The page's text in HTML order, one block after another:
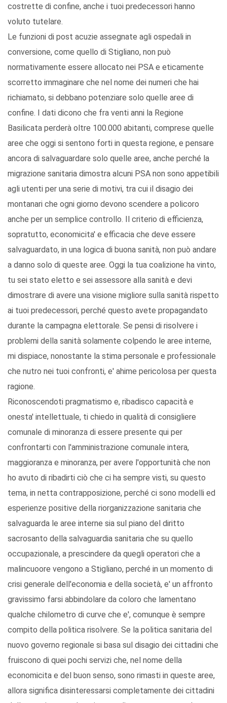
costrette di confine, anche i tuoi predecessori hanno
voluto tutelare.
Le funzioni di post acuzie assegnate agli ospedali in
conversione, come quello di Stigliano, non può
normativamente essere allocato nei PSA e eticamente
scorretto immaginare che nel nome dei numeri che hai
richiamato, si debbano potenziare solo quelle aree di
confine. I dati dicono che fra venti anni la Regione
Basilicata perderà oltre 100.000 abitanti, comprese quelle
aree che oggi si sentono forti in questa regione, e pensare
ancora di salvaguardare solo quelle aree, anche perché la
migrazione sanitaria dimostra alcuni PSA non sono appetibili
agli utenti per una serie di motivi, tra cui il disagio dei
montanari che ogni giorno devono scendere a policoro
anche per un semplice controllo. Il criterio di efficienza,
sopratutto, economicita' e efficacia che deve essere
salvaguardato, in una logica di buona sanità, non può andare
a danno solo di queste aree. Oggi la tua coalizione ha vinto,
tu sei stato eletto e sei assessore alla sanità e devi
dimostrare di avere una visione migliore sulla sanità rispetto
ai tuoi predecessori, perché questo avete propagandato
durante la campagna elettorale. Se pensi di risolvere i
problemi della sanità solamente colpendo le aree interne,
mi dispiace, nonostante la stima personale e professionale
che nutro nei tuoi confronti, e' ahime pericolosa per questa
ragione.
Riconoscendoti pragmatismo e, ribadisco capacità e
onesta' intellettuale, ti chiedo in qualità di consigliere
comunale di minoranza di essere presente qui per
confrontarti con l'amministrazione comunale intera,
maggioranza e minoranza, per avere l'opportunità che non
ho avuto di ribadirti ciò che ci ha sempre visti, su questo
tema, in netta contrapposizione, perché ci sono modelli ed
esperienze positive della riorganizzazione sanitaria che
salvaguarda le aree interne sia sul piano del diritto
sacrosanto della salvaguardia sanitaria che su quello
occupazionale, a prescindere da quegli operatori che a
malincuoore vengono a Stigliano, perché in un momento di
crisi generale dell'economia e della società, e' un affronto
gravissimo farsi abbindolare da coloro che lamentano
qualche chilometro di curve che e', comunque è sempre
compito della politica risolvere. Se la politica sanitaria del
nuovo governo regionale si basa sul disagio dei cittadini che
fruiscono di quei pochi servizi che, nel nome della
economicita e del buon senso, sono rimasti in queste aree,
allora significa disinteressarsi completamente dei cittadini